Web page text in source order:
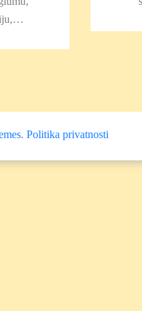
. Politika privatnosti